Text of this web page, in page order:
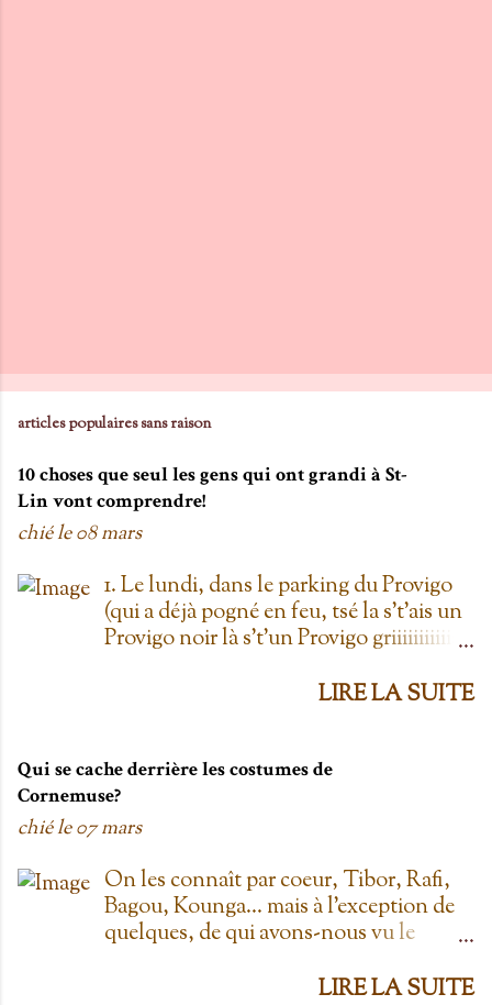
articles populaires sans raison
10 choses que seul les gens qui ont grandi à St-
Lin vont comprendre!
chié le08 mars
1. Le lundi, dans le parking du Provigo
(qui a déjà pogné en feu, tsé la s't'ais un
Provigo noir là s't'un Provigo griiiiiiiiiiis)
t'oublie qu'on est lundi mais là tu vois
lundi ''. Life hack du Provigo: si tu te
rends à la boulangerie, tu peux
demander un biscuit et y vont t'en
toujours au Provigo.... parce que y en
avait pas de Super C! 2. L'entrepôt en
Folie Fuck le Dollarama quand tu as
déjà pogné en feu il y a plus d'une
LIRE LA SUITE
Qui se cache derrière les costumes de
Cornemuse?
chié le07 mars
On les connaît par coeur, Tibor, Rafi,
Bagou, Kounga... mais à l'exception de
quelques, de qui avons-nous vu le
personnages; allez-y! Cornemuse, Jouée
LIRE LA SUITE